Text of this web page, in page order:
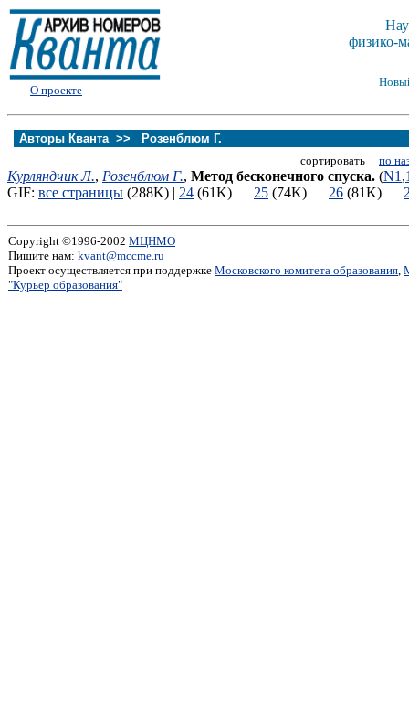
О проекте
физико-
Авторы Кванта >>
Розенблюм Г.
сортировать по
Курляндчик Л., Розенблюм Г., Метод бесконечного спуска. (N1 ,
GIF: все страницы (288K) | 24 (61K) 25 (74K) 26 (81K)
Copyright ©1996-2002 МЦНМО
Пишите нам: kvant@mccme.ru
Проект осуществляется при поддержке Московского комитета образования,
"Курьер образования"